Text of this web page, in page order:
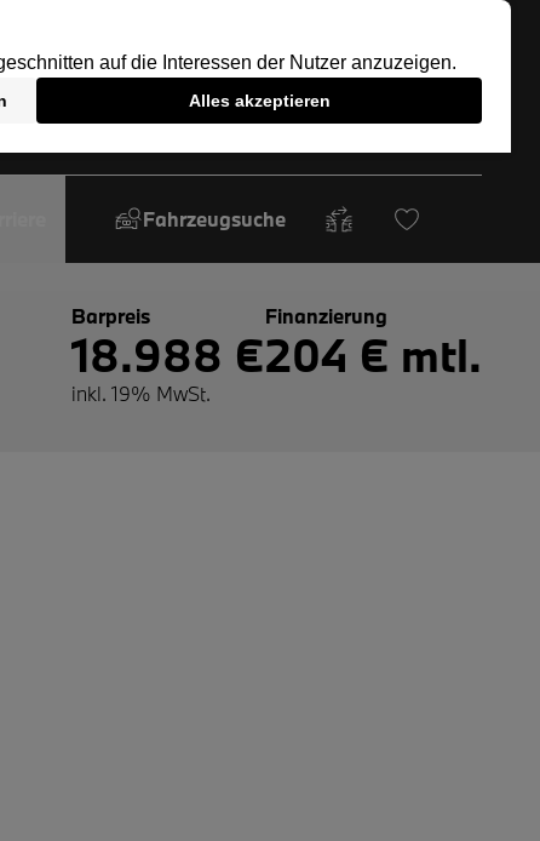
Fahrzeugsuche
Barpreis
18.988 €
inkl. 19% MwSt.
Finanzierung
204 € mtl.